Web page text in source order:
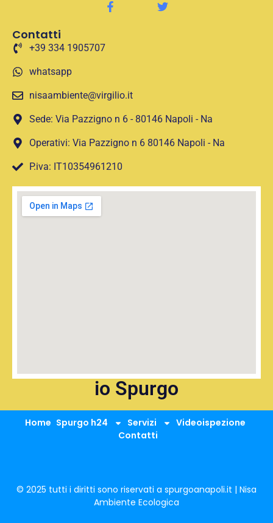
Contatti
+39 334 1905707
whatsapp
nisaambiente@virgilio.it
Sede: Via Pazzigno n 6 - 80146 Napoli - Na
Operativi: Via Pazzigno n 6 80146 Napoli - Na
P.iva: IT10354961210
io Spurgo
Home Spurgo h24 Servizi
Videoispezione
Contatti
© 2025 tutti i diritti sono riservati a spurgoanapoli.it | Nisa
Ambiente Ecologica